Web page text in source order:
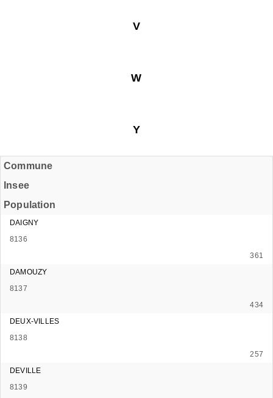
V
W
Y
Commune
Insee
Population
DAIGNY
8136
361
DAMOUZY
8137
434
DEUX-VILLES
8138
257
DEVILLE
8139